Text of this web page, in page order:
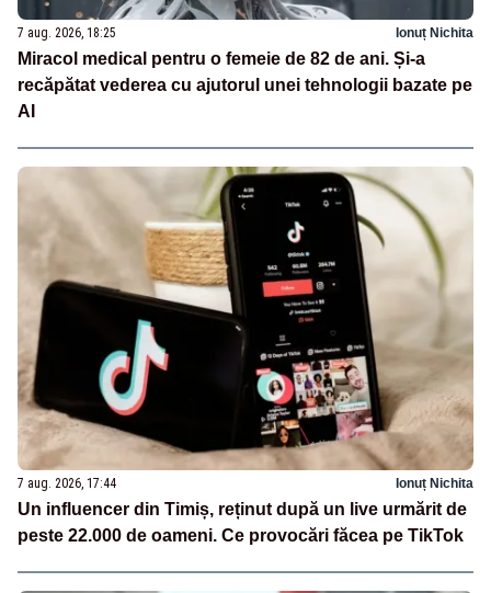
7 aug. 2026, 18:25 Ionuț Nichita
Miracol medical pentru o femeie de 82 de ani. Și-a
recăpătat vederea cu ajutorul unei tehnologii bazate pe
AI
7 aug. 2026, 17:44 Ionuț Nichita
Un influencer din Timiș, reținut după un live urmărit de
peste 22.000 de oameni. Ce provocări făcea pe TikTok